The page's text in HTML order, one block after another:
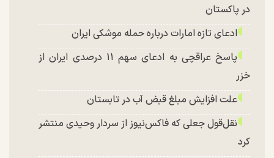
در پاکستان
ادعای تازه امارات درباره حمله موشکی ایران
پاسخ عراقچی به ادعای سهم ۱۱ درصدی ایران از
خزر
علت افزایش مبلغ قبض آب در تابستان
نقل‌قول جعلی که فاکس‌نیوز از سردار وحیدی منتشر
کرد